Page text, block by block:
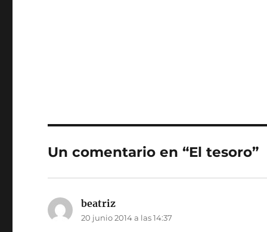
Un comentario en “El tesoro”
beatriz
20 junio 2014 a las 14:37